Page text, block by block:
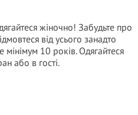
жіночно! Забудьте про
від усього занадто
10 років. Одягайтеся
або в гості.